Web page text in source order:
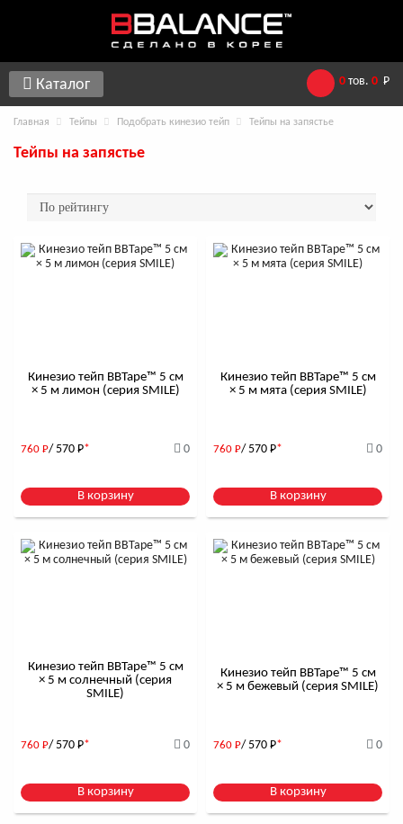
Каталог 0 тов. 0 Р
Главная Тейпы Подобрать кинезио тейп Тейпы на запястье
Тейпы на запястье
Кинезио тейп BBTape™ 5 см
× 5 м лимон (серия SMILE)
760 Р/ 570 Р* 0
В корзину
Кинезио тейп BBTape™ 5 см
× 5 м мята (серия SMILE)
760 Р/ 570 Р* 0
В корзину
Кинезио тейп BBTape™ 5 см
× 5 м солнечный (серия
SMILE)
760 Р/ 570 Р* 0
В корзину
Кинезио тейп BBTape™ 5 см
× 5 м бежевый (серия SMILE)
760 Р/ 570 Р* 0
В корзину